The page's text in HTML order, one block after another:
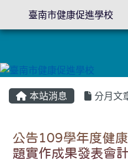
本站消息 分月文
公告109學年度健
題實作成果發表會
臺南市健康促進學校